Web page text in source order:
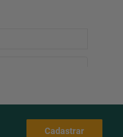
Cadastrar